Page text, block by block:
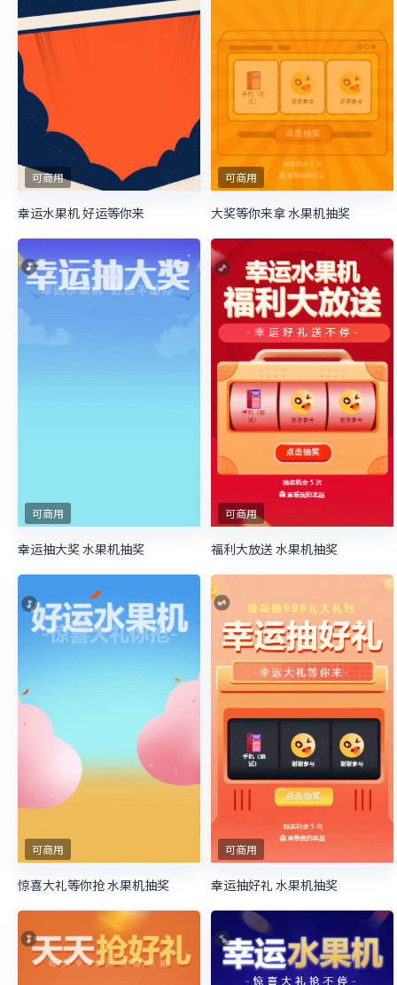
可商用
幸运水果机 好运等你来
可商用
大奖等你来拿 水果机抽奖
可商用
幸运抽大奖 水果机抽奖
可商用
福利大放送 水果机抽奖
可商用
惊喜大礼等你抢 水果机抽奖
可商用
幸运抽好礼 水果机抽奖